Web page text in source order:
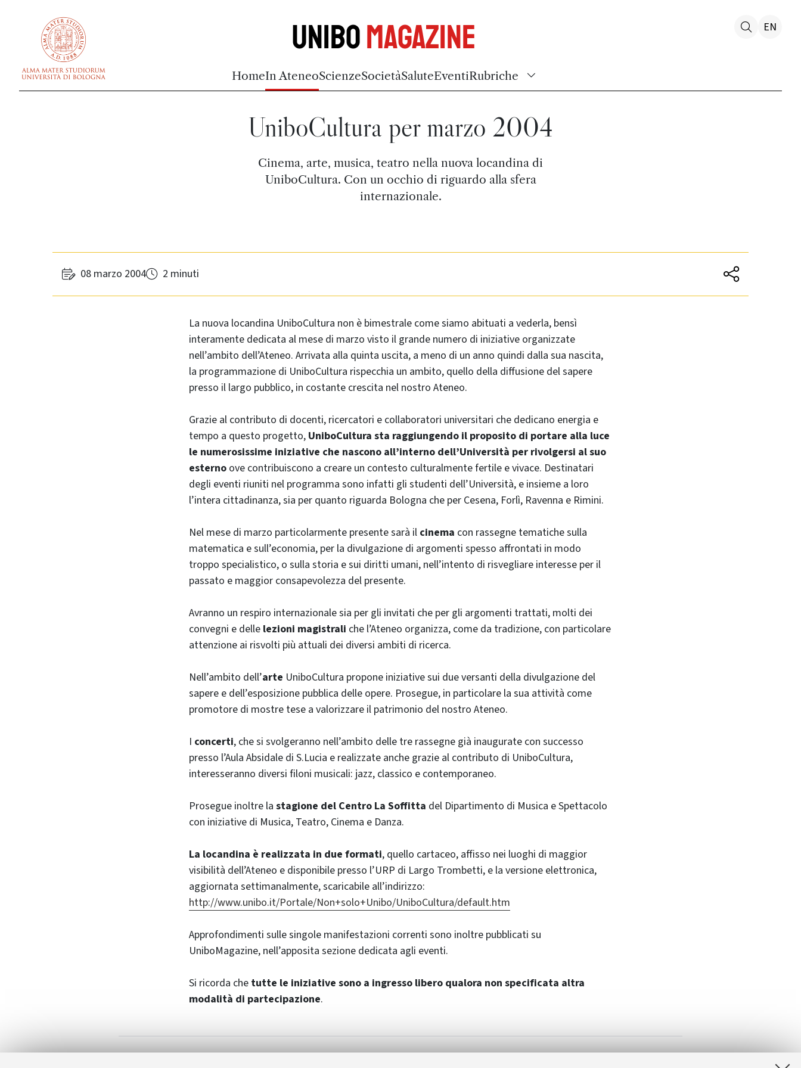
UniboMagazine
HomeIn AteneoScienzeSocietàSaluteEventiRubriche
EN
UniboCultura per marzo 2004
Cinema, arte, musica, teatro nella nuova locandina di
UniboCultura. Con un occhio di riguardo alla sfera
internazionale.
08 marzo 2004 2 minuti
La nuova locandina UniboCultura non è bimestrale come siamo abituati a vederla, bensì
interamente dedicata al mese di marzo visto il grande numero di iniziative organizzate
nell’ambito dell’Ateneo. Arrivata alla quinta uscita, a meno di un anno quindi dalla sua nascita,
la programmazione di UniboCultura rispecchia un ambito, quello della diffusione del sapere
presso il largo pubblico, in costante crescita nel nostro Ateneo.
Grazie al contributo di docenti, ricercatori e collaboratori universitari che dedicano energia e
tempo a questo progetto, UniboCultura sta raggiungendo il proposito di portare alla luce
le numerosissime iniziative che nascono all’interno dell’Università per rivolgersi al suo
esterno ove contribuiscono a creare un contesto culturalmente fertile e vivace. Destinatari
degli eventi riuniti nel programma sono infatti gli studenti dell’Università, e insieme a loro
l’intera cittadinanza, sia per quanto riguarda Bologna che per Cesena, Forlì, Ravenna e Rimini.
Nel mese di marzo particolarmente presente sarà il cinema con rassegne tematiche sulla
matematica e sull’economia, per la divulgazione di argomenti spesso affrontati in modo
troppo specialistico, o sulla storia e sui diritti umani, nell’intento di risvegliare interesse per il
passato e maggior consapevolezza del presente.
Avranno un respiro internazionale sia per gli invitati che per gli argomenti trattati, molti dei
convegni e delle lezioni magistrali che l’Ateneo organizza, come da tradizione, con particolare
attenzione ai risvolti più attuali dei diversi ambiti di ricerca.
Nell’ambito dell’arte UniboCultura propone iniziative sui due versanti della divulgazione del
sapere e dell’esposizione pubblica delle opere. Prosegue, in particolare la sua attività come
promotore di mostre tese a valorizzare il patrimonio del nostro Ateneo.
I concerti, che si svolgeranno nell’ambito delle tre rassegne già inaugurate con successo
presso l’Aula Absidale di S.Lucia e realizzate anche grazie al contributo di UniboCultura,
interesseranno diversi filoni musicali: jazz, classico e contemporaneo.
Prosegue inoltre la stagione del Centro La Soffitta del Dipartimento di Musica e Spettacolo
con iniziative di Musica, Teatro, Cinema e Danza.
La locandina è realizzata in due formati, quello cartaceo, affisso nei luoghi di maggior
visibilità dell’Ateneo e disponibile presso l’URP di Largo Trombetti, e la versione elettronica,
aggiornata settimanalmente, scaricabile all’indirizzo:
http://www.unibo.it/Portale/Non+solo+Unibo/UniboCultura/default.htm
Approfondimenti sulle singole manifestazioni correnti sono inoltre pubblicati su
UniboMagazine, nell’apposita sezione dedicata agli eventi.
Si ricorda che tutte le iniziative sono a ingresso libero qualora non specificata altra
modalità di partecipazione.